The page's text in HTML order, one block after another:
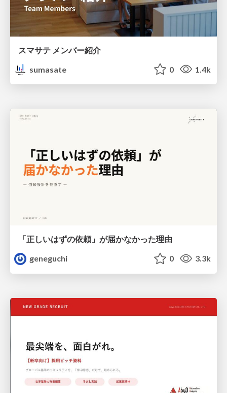
スマサテ メンバー紹介
sumasate
0 1.4k
「正しいはずの依頼」が届かなかった理由
geneguchi
0 3.3k